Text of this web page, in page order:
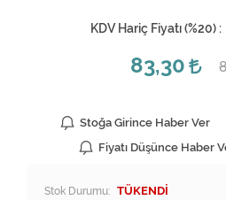
KDV Hariç Fiyatı (%20) :
83,30
Stoğa Girince Haber Ver
Fiyatı Düşünce Haber
Stok Durumu: TÜKENDİ